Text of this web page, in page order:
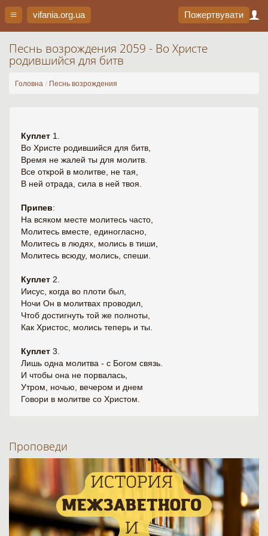
vifania.org.ua Пожертвувати
Песнь возрождения 2059 - Во Христе
родившийся для битв
Головна Песнь возрождения
Куплет 1.
Во Христе родившийся для битв,
Время не жалей ты для молитв.
Все открой в молитве, не тая,
В ней отрада, сила в ней твоя.
Припев:
На всяком месте молитесь часто,
Молитесь вместе, единогласно,
Молитесь в людях, молись в тиши,
Молитесь всюду, молись, спеши.
Куплет 2.
Иисус, когда во плоти был,
Ночи Он в молитвах проводил,
Чтоб достигнуть той же полноты,
Как Христос, молись теперь и ты.
Куплет 3.
Лишь одна молитва - с Богом связь.
И чтобы она не порвалась,
Утром, ночью, вечером и днем
Говори в молитве со Христом.
Проповеди